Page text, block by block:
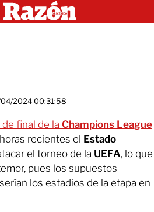
2024 00:31:58
final de la Champions League
recientes el Estado
el torneo de la UEFA, lo que
pues los supuestos
los estadios de la etapa en